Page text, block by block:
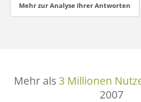
Mehr zur Analyse Ihrer Antworten
Mehr als 3 Millionen
2007